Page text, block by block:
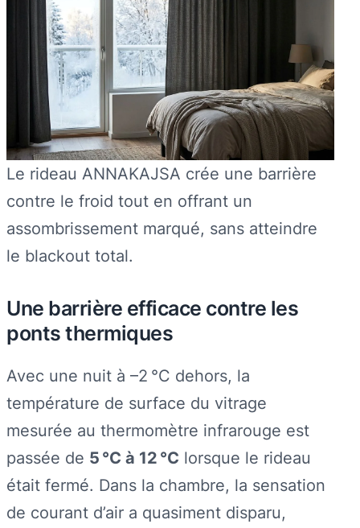
Le rideau ANNAKAJSA crée une barrière
contre le froid tout en offrant un
assombrissement marqué, sans atteindre
le blackout total.
Une barrière efficace contre les
ponts thermiques
Avec une nuit à –2 °C dehors, la
température de surface du vitrage
mesurée au thermomètre infrarouge est
passée de 5 °C à 12 °C lorsque le rideau
était fermé. Dans la chambre, la sensation
de courant d’air a quasiment disparu,